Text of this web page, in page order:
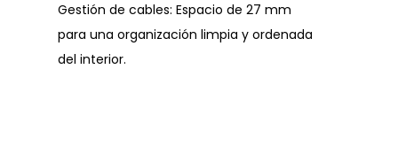
Gestión de cables: Espacio de 27 mm
para una organización limpia y ordenada
del interior.